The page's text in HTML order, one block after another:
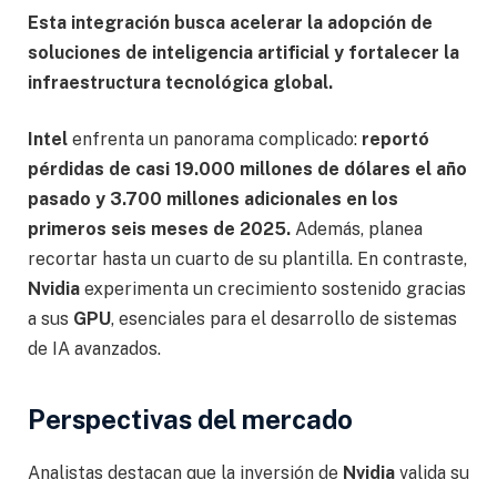
Esta integración busca acelerar la adopción de
soluciones de inteligencia artificial y fortalecer la
infraestructura tecnológica global.
Intel enfrenta un panorama complicado: reportó
pérdidas de casi 19.000 millones de dólares el año
pasado y 3.700 millones adicionales en los
primeros seis meses de 2025. Además, planea
recortar hasta un cuarto de su plantilla. En contraste,
Nvidia experimenta un crecimiento sostenido gracias
a sus GPU, esenciales para el desarrollo de sistemas
de IA avanzados.
Perspectivas del mercado
Analistas destacan que la inversión de Nvidia valida su